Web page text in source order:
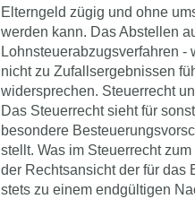
Elterngeld zügig und ohne
werden kann. Das Abstellen
Lohnsteuerabzugsverfahren
nicht zu Zufallsergebnissen
widersprechen. Steuerrecht
Das Steuerrecht sieht für
besondere
stellt. Was im Steuerrecht
der Rechtsansicht der für das
stets zu einem endgültigen